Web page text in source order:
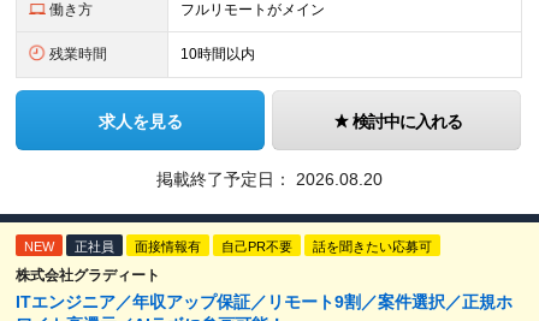
働き方 フルリモートがメイン
残業時間 10時間以内
求人を見る 検討中に入れる
掲載終了予定日： 2026.08.20
NEW 正社員 面接情報有 自己PR不要 話を聞きたい応募可
株式会社グラディート
ITエンジニア／年収アップ保証／リモート9割／案件選択／正規ホ